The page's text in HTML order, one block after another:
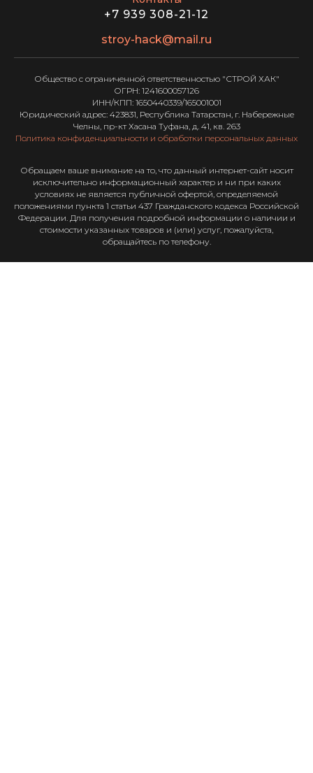
+7 939 308-21-12
stroy-hack@mail.ru
Общество с ограниченной ответственностью "СТРОЙ ХАК"
ОГРН: 1241600057126
ИНН/КПП: 1650440339/165001001
Юридический адрес: 423831, Республика Татарстан, г. Набережные
Челны, пр-кт Хасана Туфана, д. 41, кв. 263
Политика конфиденциальности и обработки персональных данных
Обращаем ваше внимание на то, что данный интернет-сайт носит
исключительно информационный характер и ни при каких
условиях не является публичной офертой, определяемой
положениями пункта 1 статьи 437 Гражданского кодекса Российской
Федерации. Для получения подробной информации о наличии и
стоимости указанных товаров и (или) услуг, пожалуйста,
обращайтесь по телефону.